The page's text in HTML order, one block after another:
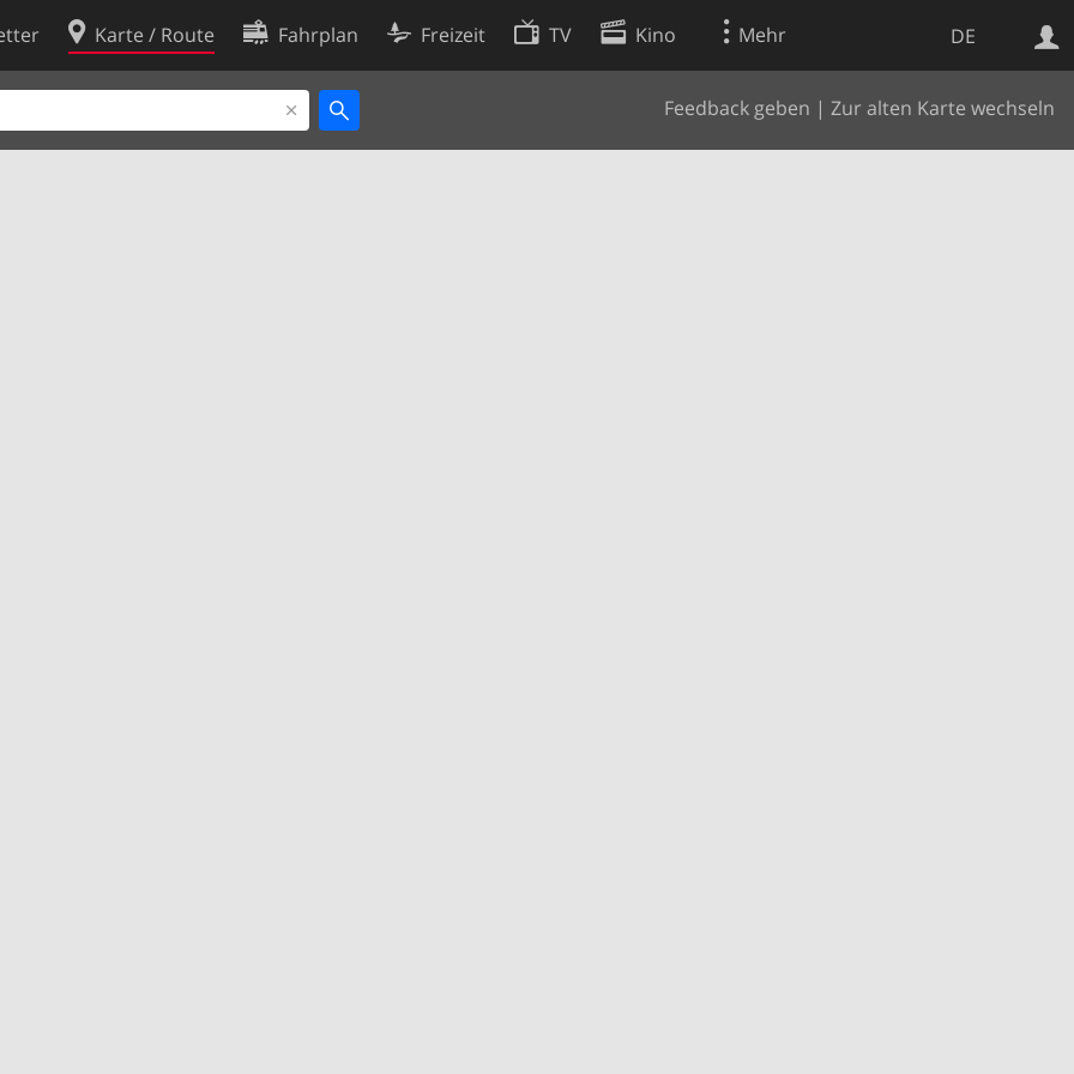
DE
Karte / Route Fahrplan Freizeit TV Kino Mehr
Feedback geben | Zur alten Karte wechseln
Websuche
Cookie-Richtlinie
Cookie-Einstellungen